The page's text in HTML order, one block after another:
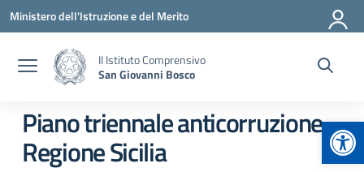
Vai ai contenuti
Vai al menu di navigazione
Vai al footer
Ministero dell'Istruzione e del Merito
II Istituto Comprensivo
San Giovanni Bosco
Piano triennale anticorruzione
Regione Sicilia